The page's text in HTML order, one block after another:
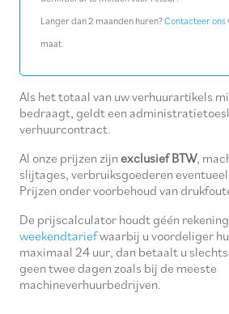
mm
aantal
Langer dan 2 maanden huren?Contacteer ons
maat.
Als het totaal van uw verhuurartikels
bedraagt, geldt een
verhuurcontract.
Al onze prijzen zijn exclusief BTW,
slijtages, verbruiksgoederen
Prijzen onder voorbehoud van
De prijscalculator houdt géén
weekendtariefwaarbij u voordeliger
maximaal 24 uur, dan betaalt u
geen twee dagen zoals bij de meeste
machineverhuurbedrijven.